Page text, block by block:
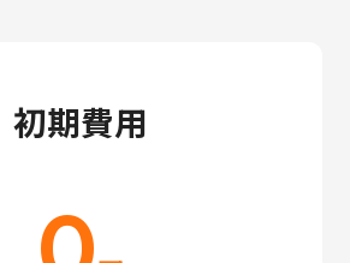
初期費用